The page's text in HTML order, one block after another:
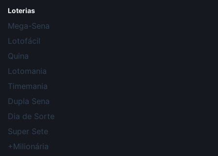
Loterias
Mega-Sena
Lotofácil
Quina
Lotomania
Timemania
Dupla Sena
Dia de Sorte
Super Sete
+Milionária